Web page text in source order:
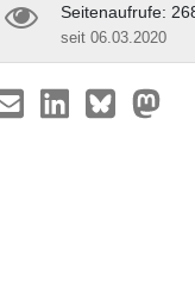
Seitenaufrufe:
seit 06.03.2020